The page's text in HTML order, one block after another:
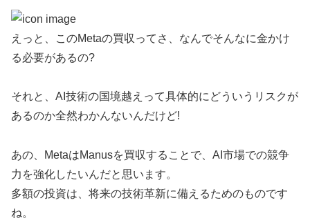
えっと、このMetaの買収ってさ、なんでそんなに金かけ
る必要があるの?
それと、AI技術の国境越えって具体的にどういうリスクが
あるのか全然わかんないんだけど!
あの、MetaはManusを買収することで、AI市場での競争
力を強化したいんだと思います。
多額の投資は、将来の技術革新に備えるためのものです
ね。